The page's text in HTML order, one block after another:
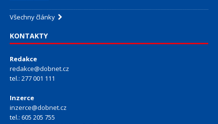
Všechny články
KONTAKTY
Redakce
redakce@dobnet.cz
tel.: 277 001 111
Inzerce
inzerce@dobnet.cz
tel.: 605 205 755